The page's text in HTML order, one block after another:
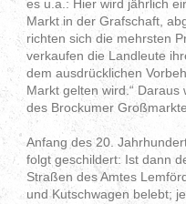
es u.a.: Hier wird jährlich
Markt in der Grafschaft,
richten sich die mehrsten
verkaufen die Landleute
dem ausdrücklichen
Markt gelten wird.“
des Brockumer
Anfang des 20.
folgt geschildert: Ist dann
Straßen des Amtes
und Kutschwagen belebt;